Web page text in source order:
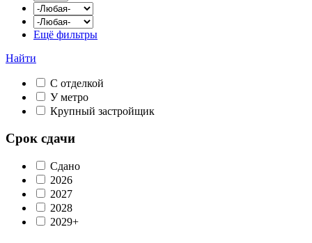
Ещё фильтры
Найти
С отделкой
У метро
Крупный застройщик
Срок сдачи
Сдано
2026
2027
2028
2029+